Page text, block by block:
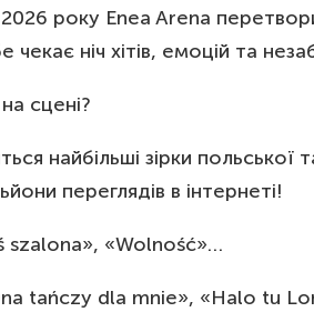
року Enea Arena
чекає ніч хітів, емоцій та
сцені?
найбільші зірки
переглядів в інтернеті!
szalona», «Wolność»…
tańczy dla mnie», «Halo tu